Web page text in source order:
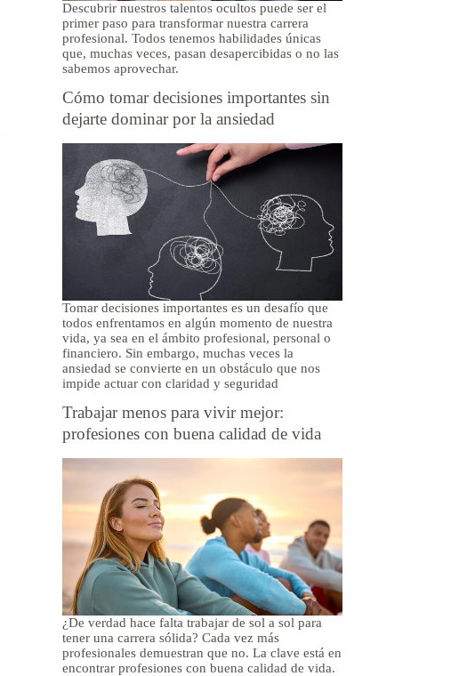
Descubrir nuestros talentos ocultos puede ser el
primer paso para transformar nuestra carrera
profesional. Todos tenemos habilidades únicas
que, muchas veces, pasan desapercibidas o no las
sabemos aprovechar.
Cómo tomar decisiones importantes sin
dejarte dominar por la ansiedad
Tomar decisiones importantes es un desafío que
todos enfrentamos en algún momento de nuestra
vida, ya sea en el ámbito profesional, personal o
financiero. Sin embargo, muchas veces la
ansiedad se convierte en un obstáculo que nos
impide actuar con claridad y seguridad
Trabajar menos para vivir mejor:
profesiones con buena calidad de vida
¿De verdad hace falta trabajar de sol a sol para
tener una carrera sólida? Cada vez más
profesionales demuestran que no. La clave está en
encontrar profesiones con buena calidad de vida.